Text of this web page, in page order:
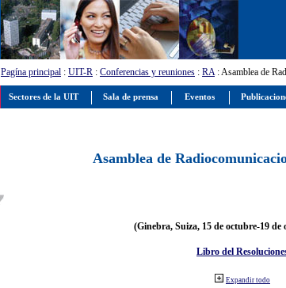
Pagína principal : UIT-R : Conferencias y reuniones : RA: Asamblea de
Asamblea de
(Ginebra, Suiza, 15 de octubre-19 de
Libro del
Expandir todo
Sectores de la UIT Sala de prensa Eventos